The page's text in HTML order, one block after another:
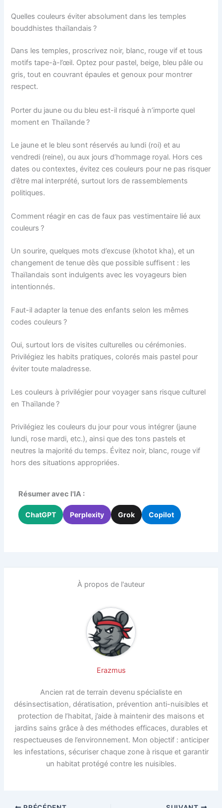
Quelles couleurs éviter absolument dans les temples
bouddhistes thaïlandais ?
Dans les temples, proscrivez noir, blanc, rouge vif et tous
motifs tape-à-l’œil. Optez pour pastel, beige, bleu pâle ou
gris, tout en couvrant épaules et genoux pour montrer
respect.
Porter du jaune ou du bleu est-il risqué à n’importe quel
moment en Thaïlande ?
Le jaune et le bleu sont réservés au lundi (roi) et au
vendredi (reine), ou aux jours d’hommage royal. Hors ces
dates ou contextes, évitez ces couleurs pour ne pas risquer
d’être mal interprété, surtout lors de rassemblements
politiques.
Comment réagir en cas de faux pas vestimentaire lié aux
couleurs ?
Un sourire, quelques mots d’excuse (khotot kha), et un
changement de tenue dès que possible suffisent : les
Thaïlandais sont indulgents avec les voyageurs bien
intentionnés.
Faut-il adapter la tenue des enfants selon les mêmes
codes couleurs ?
Oui, surtout lors de visites culturelles ou cérémonies.
Privilégiez les habits pratiques, colorés mais pastel pour
éviter toute maladresse.
Les couleurs à privilégier pour voyager sans risque culturel
en Thaïlande ?
Privilégiez les couleurs du jour pour vous intégrer (jaune
lundi, rose mardi, etc.), ainsi que des tons pastels et
neutres la majorité du temps. Évitez noir, blanc, rouge vif
hors des situations appropriées.
Résumer avec l'IA :
ChatGPT Perplexity Grok Copilot
À propos de l'auteur
Erazmus
Ancien rat de terrain devenu spécialiste en
désinsectisation, dératisation, prévention anti-nuisibles et
protection de l’habitat, j’aide à maintenir des maisons et
jardins sains grâce à des méthodes efficaces, durables et
respectueuses de l’environnement. Mon objectif : anticiper
les infestations, sécuriser chaque zone à risque et garantir
un habitat protégé contre les nuisibles.